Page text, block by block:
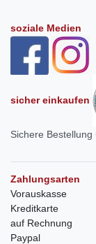
soziale Medien
sicher einkaufen
Sichere
Zahlungsarten
Vorauskasse
Kreditkarte
auf Rechnung
Paypal